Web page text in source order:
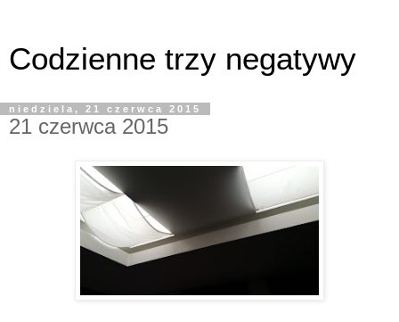
Codzienne trzy negatywy
niedziela, 21 czerwca 2015
21 czerwca 2015